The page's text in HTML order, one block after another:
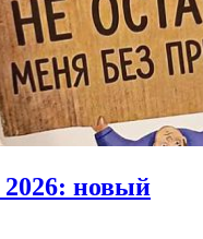
новый